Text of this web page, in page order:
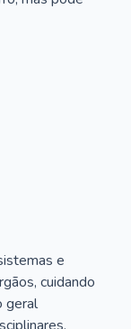
e
cuidando
geral